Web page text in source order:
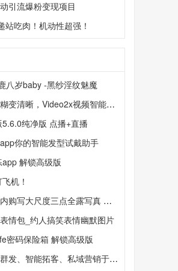
引流爆粉变现项目
站吃肉！机动性超强！
八岁baby -黑纱淫纹魅魔
晰，Video2x视频智能超分辨率、补帧
纯净版 点播+直播
你的智能发型试戴助手
解锁高级版
机！
度三点全露写真 风骚裸舞视频 #露点 #裸舞
情包_约人搞笑表情幽默图片
密码保险箱 解锁高级版
客、私域营销于一身的全能营销助手，专门为微商